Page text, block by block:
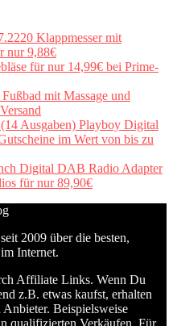
Klappmesser mit
nur 9,88€
für nur 14,99€ bei Prime-
mit Massage und
Ausgaben) Playboy Digital
im Wert von bis zu
Digital DAB Radio Adapter
für nur 89,90€
2009 über die besten,
Internet.
Affiliate Links. Wenn Du
z.B. etwas kaufst, erhalten
Beispielsweise
qualifizierten Verkäufen. Für